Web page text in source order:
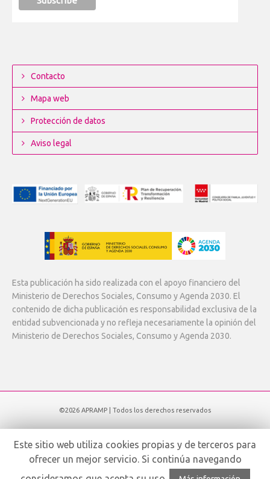
Contacto
Mapa web
Protección de datos
Aviso legal
Esta publicación ha sido realizada con el apoyo financiero del
Ministerio de Derechos Sociales, Consumo y Agenda 2030. El
contenido de dicha publicación es responsabilidad exclusiva de la
entidad subvencionada y no refleja necesariamente la opinión del
Ministerio de Derechos Sociales, Consumo y Agenda 2030.
©2026 APRAMP | Todos los derechos reservados
Este sitio web utiliza cookies propias y de terceros para
ofrecer un mejor servicio. Si continúa navegando